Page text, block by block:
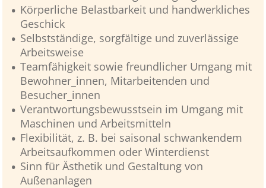
Körperliche Belastbarkeit und handwerkliches
Geschick
Selbstständige, sorgfältige und zuverlässige
Arbeitsweise
Teamfähigkeit sowie freundlicher Umgang mit
Bewohner_innen, Mitarbeitenden und
Besucher_innen
Verantwortungsbewusstsein im Umgang mit
Maschinen und Arbeitsmitteln
Flexibilität, z. B. bei saisonal schwankendem
Arbeitsaufkommen oder Winterdienst
Sinn für Ästhetik und Gestaltung von
Außenanlagen